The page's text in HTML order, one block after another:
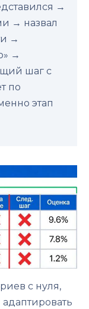
→
→ назвал
→
→
шаг с
по
этап
с нуля,
адаптировать